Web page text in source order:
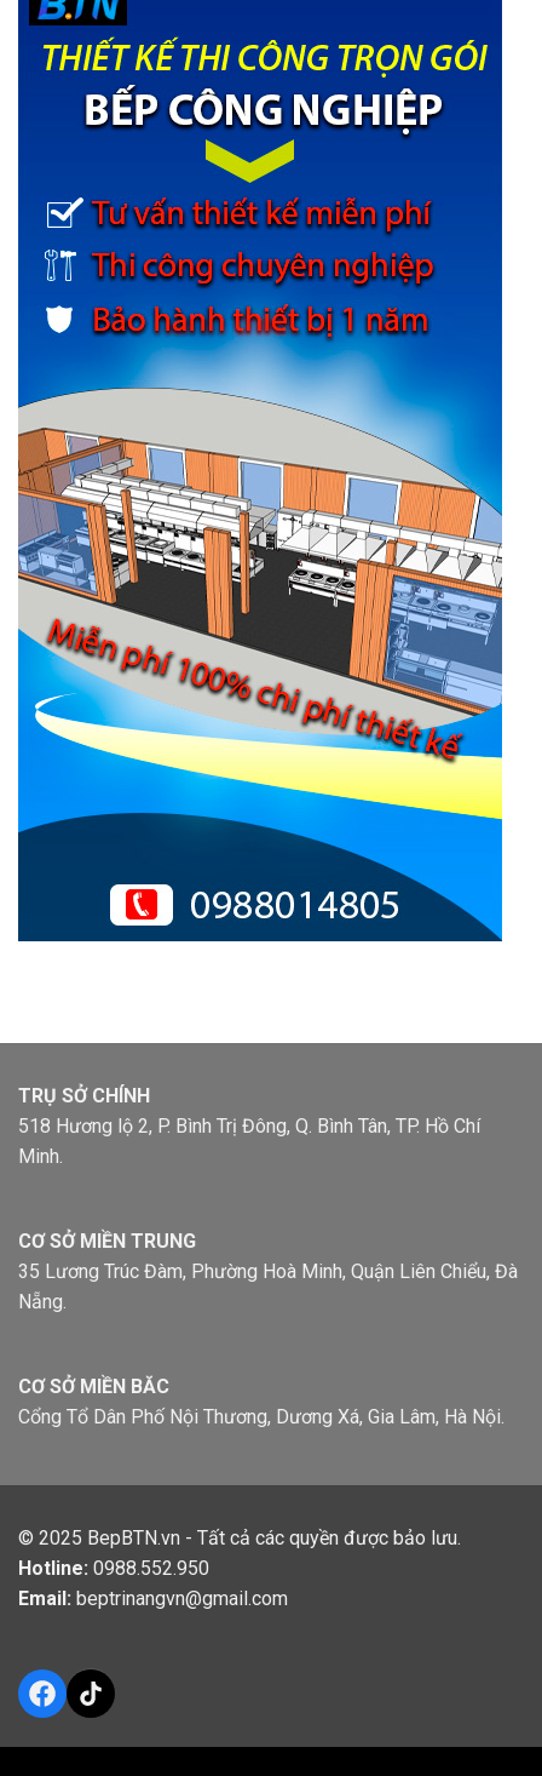
TRỤ SỞ CHÍNH
518 Hương lộ 2, P. Bình Trị Đông, Q. Bình Tân, TP. Hồ Chí
Minh.
CƠ SỞ MIỀN TRUNG
35 Lương Trúc Đàm, Phường Hoà Minh, Quận Liên Chiểu, Đà
Nẵng.
CƠ SỞ MIỀN BĂC
Cổng Tổ Dân Phố Nội Thương, Dương Xá, Gia Lâm, Hà Nội.
© 2025 BepBTN.vn - Tất cả các quyền được bảo lưu.
Hotline: 0988.552.950
Email: beptrinangvn@gmail.com
Facebook
TikTok